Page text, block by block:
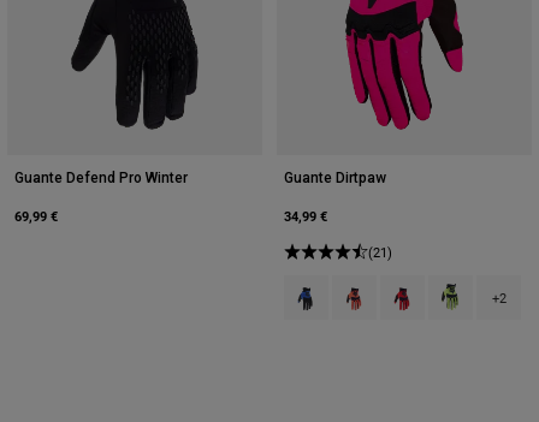
Guante Defend Pro Winter
69,99 €
Guante Dirtpaw
34,99 €
(21)
Product swatch type of Azul.
Product swatch type of
Product swatch
Product+2